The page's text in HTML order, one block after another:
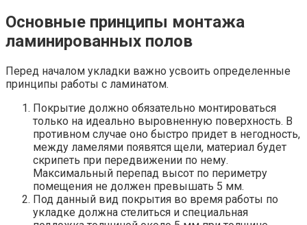
Основные принципы монтажа
ламинированных полов
Перед началом укладки важно усвоить определенные
принципы работы с ламинатом.
Покрытие должно обязательно монтироваться
только на идеально выровненную поверхность. В
противном случае оно быстро придет в негодность,
между ламелями появятся щели, материал будет
скрипеть при передвижении по нему.
Максимальный перепад высот по периметру
помещения не должен превышать 5 мм.
Под данный вид покрытия во время работы по
укладке должна стелиться и специальная